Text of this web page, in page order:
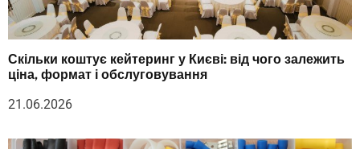
Скільки коштує кейтеринг у Києві: від чого залежить
ціна, формат і обслуговування
21.06.2026